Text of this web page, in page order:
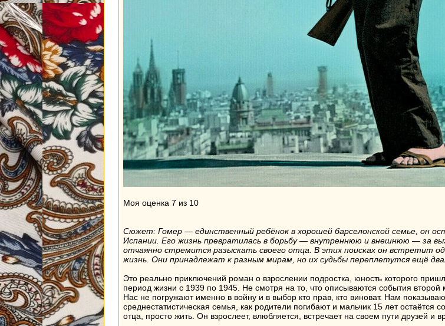
Моя оценка 7 из 10
Сюжет: Гомер — единственный ребёнок в хорошей барселонской семье, он
Испании. Его жизнь превратилась в борьбу — внутреннюю и внешнюю — за
отчаянно стремится разыскать своего отца. В этих поисках он встретит
жизнь. Они принадлежат к разным мирам, но их судьбы переплетутся ещё
Это реально приключений роман о взрослении подростка, юность которого
период жизни с 1939 по 1945. Не смотря на то, что описываются события второй
Нас не погружают именно в войну и в выбор кто прав, кто виноват. Нам
среднестатистическая семья, как родители погибают и мальчик 15 лет остаётся
отца, просто жить. Он взрослеет, влюбляется, встречает на своем пути друзей и